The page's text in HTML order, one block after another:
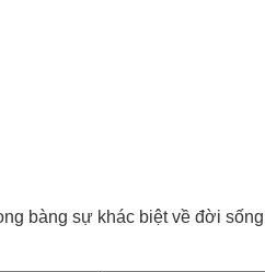
bàng sự khác biệt về đời